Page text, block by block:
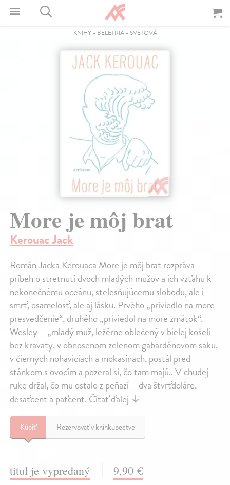
KNIHY- BELETRIA- SVETOVÁ
More je môj brat
Kerouac Jack
Román Jacka Kerouaca More je môj brat rozpráva
príbeh o stretnutí dvoch mladých mužov a ich vzťahu k
nekonečnému oceánu, stelesňujúcemu slobodu, ale i
smrť, osamelosť, ale aj lásku. Prvého „priviedlo na more
presvedčenie“, druhého „priviedol na more zmätok“.
Wesley – „mladý muž, ležérne oblečený v bielej košeli
bez kravaty, v obnosenom zelenom gabardénovom saku,
v čiernych nohaviciach a mokasínach, postál pred
stánkom s ovocím a pozeral si, čo tam majú.. V chudej
ruke držal, čo mu ostalo z peňazí – dva štvrťdoláre,
desaťcent a päťcent.Čítať ďalej↓
Kúpiť Rezervovať v kníhkupectve
titul je vypredaný 9,90 €